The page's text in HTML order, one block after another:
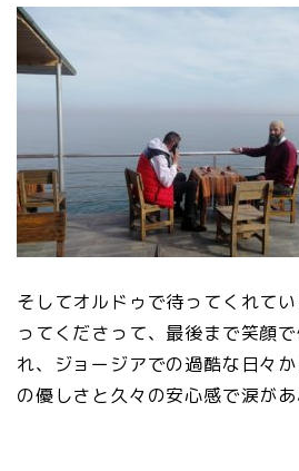
そしてオルドゥで待ってくれて
ってくださって、最後まで笑顔
れ、ジョージアでの過酷な日々
の優しさと久々の安心感で涙があ